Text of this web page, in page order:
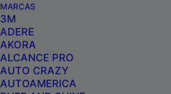
MARCAS
3M
ADERE
AKORA
ALCANCE PRO
AUTO CRAZY
AUTOAMERICA
KERS
quantidade
CLAY BAR MÁGICO
POLEGADAS